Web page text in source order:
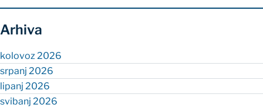
Arhiva
kolovoz 2026
srpanj 2026
lipanj 2026
svibanj 2026